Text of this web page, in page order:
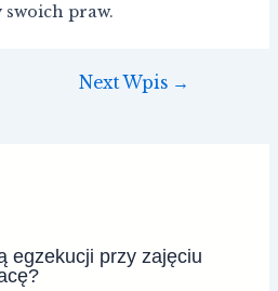
praw.
Next Wpis →
egzekucji przy zajęciu